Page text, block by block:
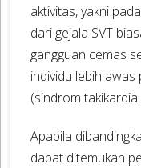
aktivitas, yakni
dari gejala SVT
gangguan cemas
individu lebih
(sindrom
Apabila
dapat ditemukan